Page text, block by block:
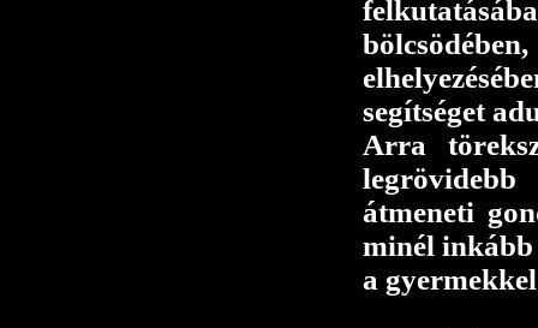
segítséget
Arra
átmeneti
minél
a